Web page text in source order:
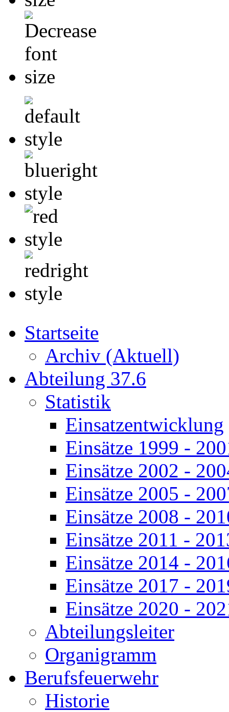
Startseite
Archiv (Aktuell)
Abteilung 37.6
Statistik
Einsatzentwicklung
Einsätze 1999 -
Einsätze 2002 -
Einsätze 2005 -
Einsätze 2008 -
Einsätze 2011 -
Einsätze 2014 -
Einsätze 2017 -
Einsätze 2020 -
Abteilungsleiter
Organigramm
Berufsfeuerwehr
Historie